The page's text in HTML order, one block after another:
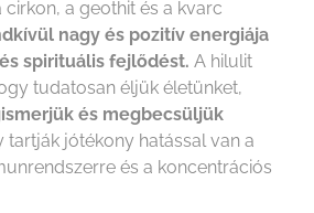
cirkon, a geothit és a kvarc
nagy és pozitív energiája
spirituális fejlődést. A hilulit
tudatosan éljük életünket,
és megbecsüljük
tartják jótékony hatással van a
és a koncentrációs